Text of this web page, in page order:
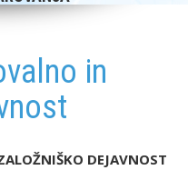
in
DEJAVNOST